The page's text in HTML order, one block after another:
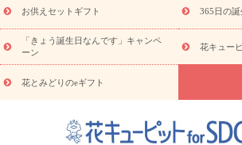
ド
お花の種類 トルコキキ
お祝い お祝い・3000円～ お祝い・
5000円～
お祝い・7000円～ お祝い・
悔やみ
円～
お供え・お悔やみ・
いのマナー
定年退職祝いのマナー
お祝い
お供えセットギフト 365日の
「きょう誕生日なんです」キャンペ
ーン
花キュー
花とみどりのeギフト